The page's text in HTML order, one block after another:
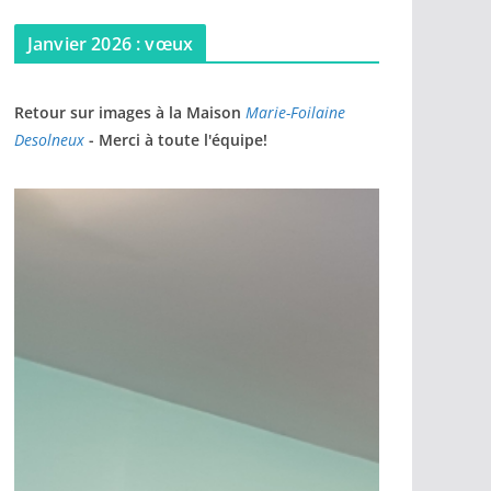
Janvier 2026 : vœux
Retour sur images à la Maison Marie-Foilaine
Desolneux - Merci à toute l'équipe!